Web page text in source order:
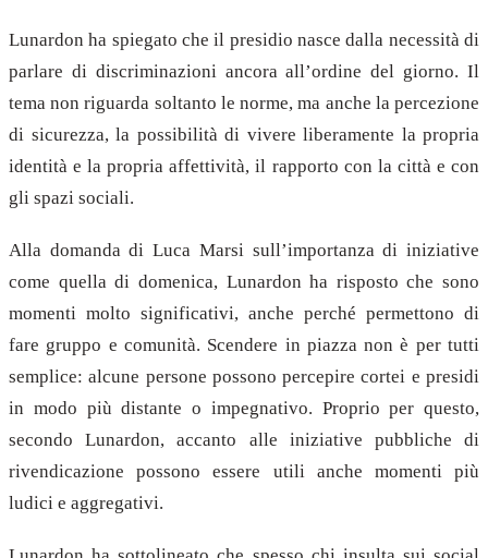
Lunardon ha spiegato che il presidio nasce dalla necessità di
parlare di discriminazioni ancora all’ordine del giorno. Il
tema non riguarda soltanto le norme, ma anche la percezione
di sicurezza, la possibilità di vivere liberamente la propria
identità e la propria affettività, il rapporto con la città e con
gli spazi sociali.
Alla domanda di Luca Marsi sull’importanza di iniziative
come quella di domenica, Lunardon ha risposto che sono
momenti molto significativi, anche perché permettono di
fare gruppo e comunità. Scendere in piazza non è per tutti
semplice: alcune persone possono percepire cortei e presidi
in modo più distante o impegnativo. Proprio per questo,
secondo Lunardon, accanto alle iniziative pubbliche di
rivendicazione possono essere utili anche momenti più
ludici e aggregativi.